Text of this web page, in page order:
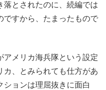
落とされたのに、続編では
ですから、たまったもので
アメリカ海兵隊という設定
カ、とみられても仕方があ
ションは理屈抜きに面白